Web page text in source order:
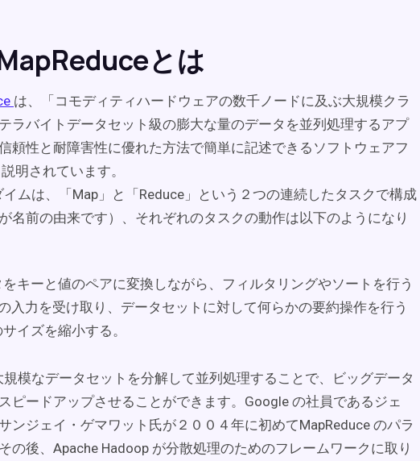
とは
は、「コモディティハードウェアの数千ノードに及ぶ大規模クラ
ラバイトデータセット級の膨大な量のデータを並列処理するアプ
頼性と耐障害性に優れた方法で簡単に記述できるソフトウェアフ
明されています。
イムは、「Map」と「Reduce」という２つの連続したタスクで構成
名前の由来です）、それぞれのタスクの動作は以下のようになり
をキーと値のペアに変換しながら、フィルタリングやソートを行う
入力を受け取り、データセットに対して何らかの要約操作を行う
イズを縮小する。
規模なデータセットを分解して並列処理することで、ビッグデータ
ピードアップさせることができます。Google の社員であるジェ
ンジェイ・ゲマワット氏が２００４年に初めてMapReduce のパラ
の後、Apache Hadoop が分散処理のためのフレームワークに取り